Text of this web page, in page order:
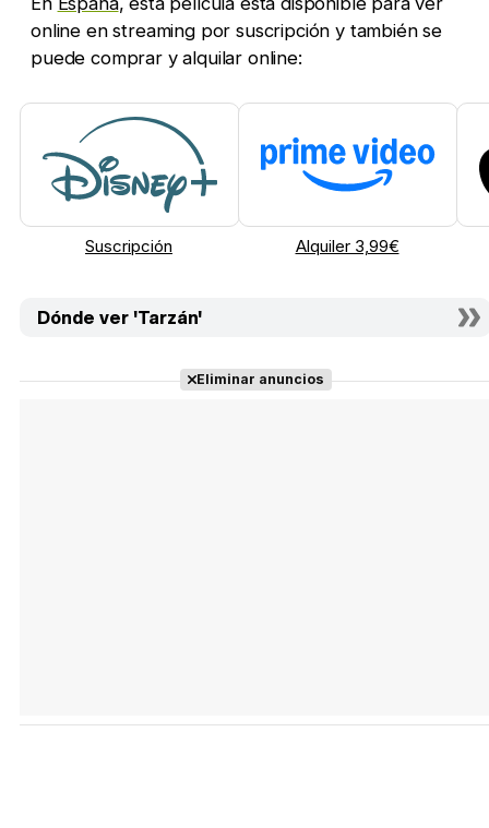
online en streaming por suscripción y también se
puede comprar y alquilar online:
Suscripción Alquiler 3,99€
Dónde ver 'Tarzán'
Eliminar anuncios